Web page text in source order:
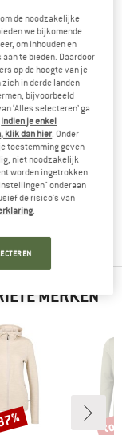
MERKEN
tot
de noodzakelijke
we bijkomende
om inhouden en
te bieden. Daardoor
op de hoogte van je
in derde landen
bijvoorbeeld
‘Alles selecteren’ ga
Indien je enkel
klik dan hier . Onder
toestemming geven
niet noodzakelijk
worden ingetrokken
onderaan
de risico's van